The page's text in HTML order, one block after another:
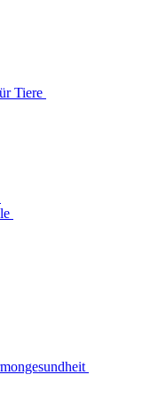
Tiere